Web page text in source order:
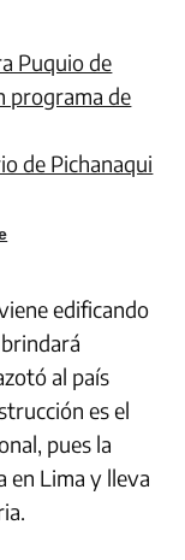
Puquio de
programa de
de Pichanaqui
edificando
al país
es el
pues la
en Lima y lleva